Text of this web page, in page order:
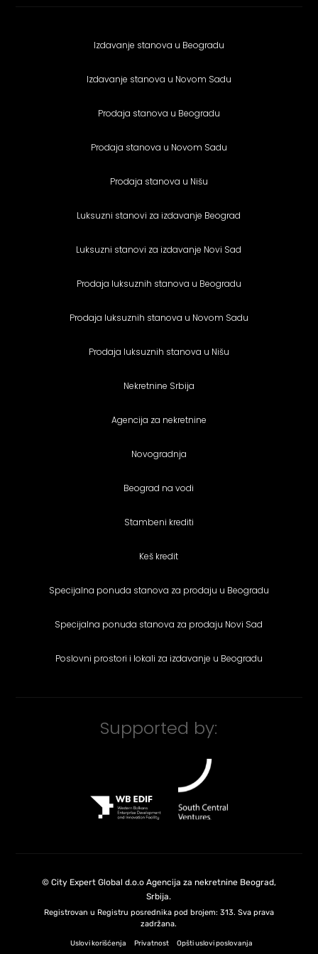
Izdavanje stanova u Beogradu
Izdavanje stanova u Novom Sadu
Prodaja stanova u Beogradu
Prodaja stanova u Novom Sadu
Prodaja stanova u Nišu
Luksuzni stanovi za izdavanje Beograd
Luksuzni stanovi za izdavanje Novi Sad
Prodaja luksuznih stanova u Beogradu
Prodaja luksuznih stanova u Novom Sadu
Prodaja luksuznih stanova u Nišu
Nekretnine Srbija
Agencija za nekretnine
Novogradnja
Beograd na vodi
Stambeni krediti
Keš kredit
Specijalna ponuda stanova za prodaju u Beogradu
Specijalna ponuda stanova za prodaju Novi Sad
Poslovni prostori i lokali za izdavanje u Beogradu
Supported by:
© City Expert Global d.o.o Agencija za nekretnine Beograd,
Srbija.
Registrovan u Registru posrednika pod brojem: 313. Sva prava
zadržana.
Uslovi korišćenja Privatnost Opšti uslovi poslovanja